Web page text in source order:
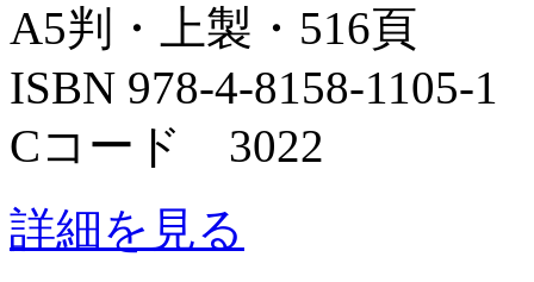
A5判・上製・516頁
ISBN 978-4-8158-1105-1
Cコード 3022
詳細を見る